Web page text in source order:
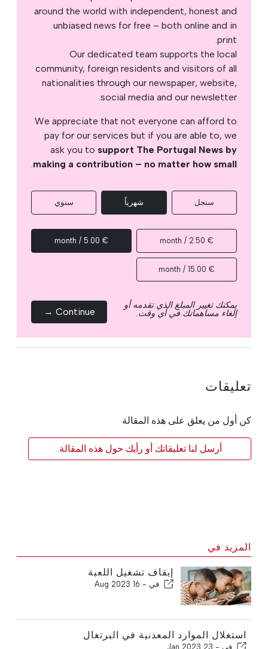
around the world with independent, honest and
unbiased news for free – both online and in
print.
Our dedicated team supports the local
community, foreign residents and visitors of all
nationalities through our newspaper, website,
social media and our newsletter.
We appreciate that not everyone can afford to
pay for our services but if you are able to, we
ask you to support The Portugal News by
making a contribution – no matter how small
.
سنجل شهرياً سنوي
€ 2.50 / month
€ 5.00 / month
€ 15.00 / month
يمكنك تغيير المبلغ الذي تقدمه أو
إلغاء مساهماتك في أي وقت. Continue →
تعليقات
كن أول من يعلق على هذه المقالة
أرسل لنا تعليقاتك أو رأيك حول هذه المقالة.
المزيد في
إيقاف تشغيل اللعبة
في - 16 Aug 2023
استغلال الموارد المعدنية في البرتغال
في - 23 Jan 2023